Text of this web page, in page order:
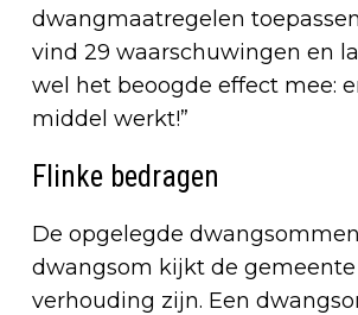
dwangmaatregelen
vind 29 waarschuwingen en
wel het beoogde effect mee:
middel werkt!”
Flinke bedragen
De opgelegde
dwangsom kijkt de
verhouding zijn. Een